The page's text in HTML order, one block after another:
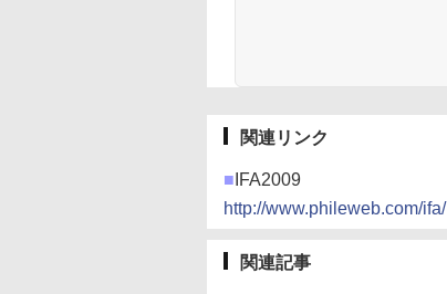
関連リンク
■ IFA2009
http://www.phileweb.com/ifa/
関連記事